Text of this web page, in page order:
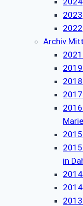
2023
2022
Archiv
in